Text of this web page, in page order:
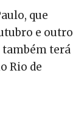
que
e outro
também terá
Rio de